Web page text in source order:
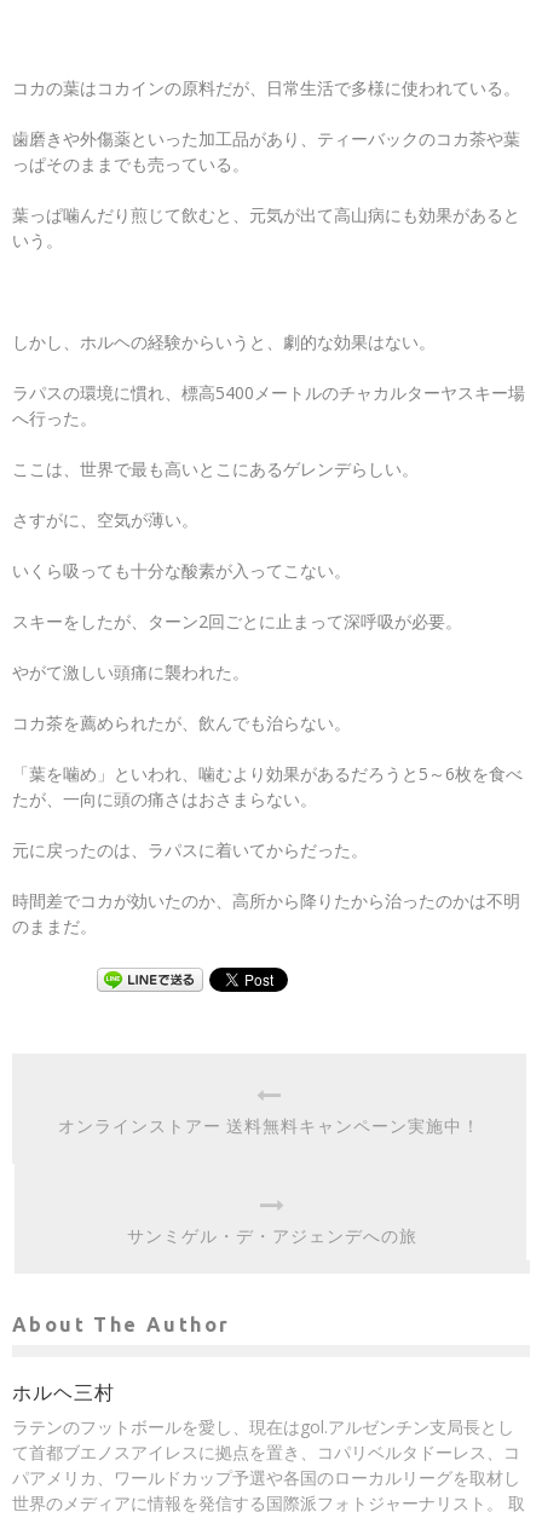
コカの葉はコカインの原料だが、日常生活で多様に使われている。
歯磨きや外傷薬といった加工品があり、ティーバックのコカ茶や葉
っぱそのままでも売っている。
葉っぱ噛んだり煎じて飲むと、元気が出て高山病にも効果があると
いう。
しかし、ホルヘの経験からいうと、劇的な効果はない。
ラパスの環境に慣れ、標高5400メートルのチャカルターヤスキー場
へ行った。
ここは、世界で最も高いとこにあるゲレンデらしい。
さすがに、空気が薄い。
いくら吸っても十分な酸素が入ってこない。
スキーをしたが、ターン2回ごとに止まって深呼吸が必要。
やがて激しい頭痛に襲われた。
コカ茶を薦められたが、飲んでも治らない。
「葉を噛め」といわれ、噛むより効果があるだろうと5～6枚を食べ
たが、一向に頭の痛さはおさまらない。
元に戻ったのは、ラパスに着いてからだった。
時間差でコカが効いたのか、高所から降りたから治ったのかは不明
のままだ。
オンラインストアー 送料無料キャンペーン実施中！
サンミゲル・デ・アジェンデへの旅
About The Author
ホルヘ三村
ラテンのフットボールを愛し、現在はgol.アルゼンチン支局長とし
て首都ブエノスアイレスに拠点を置き、コパリベルタドーレス、コ
パアメリカ、ワールドカップ予選や各国のローカルリーグを取材し
世界のメディアに情報を発信する国際派フォトジャーナリスト。 取